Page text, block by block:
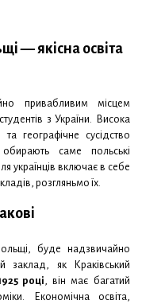
— якісна освіта
привабливим місцем
з України. Висока
та географічне сусідство
саме польські
українців включає в себе
розгляньмо їх.
буде надзвичайно
заклад, як Краківський
році, він має багатий
Економічна освіта,